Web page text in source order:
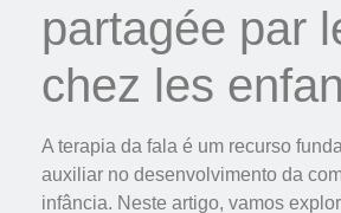
partagée par
chez les
A terapia da fala é um recurso
auxiliar no desenvolvimento da
infância. Neste artigo, vamos